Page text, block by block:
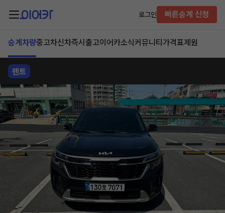
로그인 빠른승계 신청
승계차량중고차신차즉시출고이어카소식커뮤니티 가격표제원
렌트